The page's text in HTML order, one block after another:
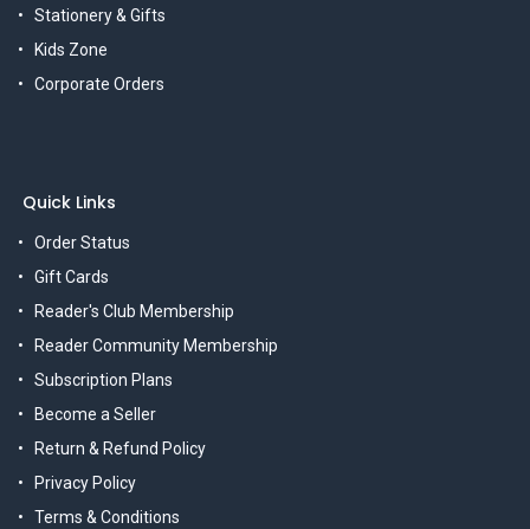
Stationery & Gifts
Kids Zone
Corporate Orders
Quick Links
Order Status
Gift Cards
Reader's Club Membership
Reader Community Membership
Subscription Plans
Become a Seller
Return & Refund Policy
Privacy Policy
Terms & Conditions